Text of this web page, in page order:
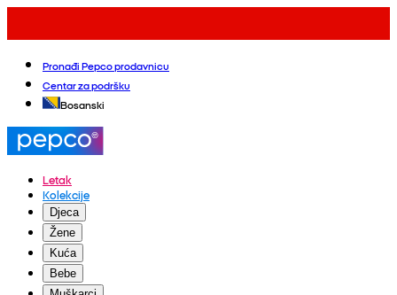
Pronađi Pepco prodavnicu
Centar za podršku
Bosanski
Letak
Kolekcije
Djeca
Žene
Kuća
Bebe